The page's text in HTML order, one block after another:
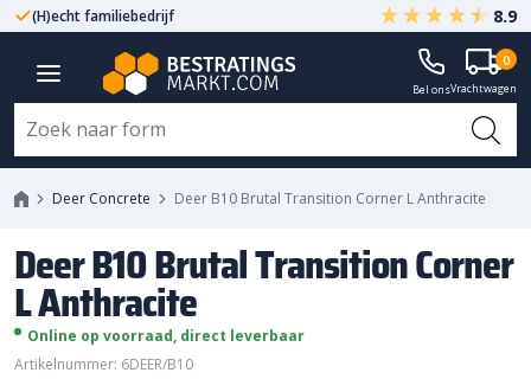
(H)echt familiebedrijf Gegarandeerd A-kwaliteit
8.9
Bel onsVrachtwagen
0
Deer Concrete Deer B10 Brutal Transition Corner L Anthracite
Deer B10 Brutal Transition Corner
L Anthracite
Online op voorraad, direct leverbaar
Artikelnummer: 6DEER/B10
Deer B10 Brutal Transition Corner
L Anthracite